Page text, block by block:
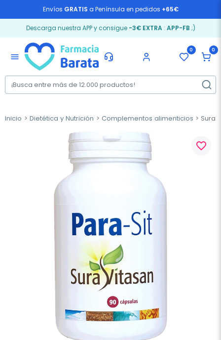
Envíos GRATIS a Península en pedidos +65€
Descarga nuestra APP y consigue -3€ EXTRA: APP-FB ;)
menu
0 0
Inicio Dietética y Nutrición Complementos alimenticios Sura
favorite_border